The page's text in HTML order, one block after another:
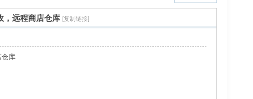
，远程商店仓库 [复制链接]
仓库